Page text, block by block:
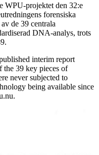
WPU-projektet den 32:e
forensiska
de 39 centrala
DNA-analys, trots
interim report
the 39 key pieces of
never subjected to
being available since